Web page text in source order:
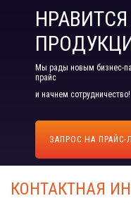
Мы рады новым бизнес-
прайс
и начнем сотрудничество!
ЗАПРОС НА ПРАЙС-
КОНТАКТНАЯ